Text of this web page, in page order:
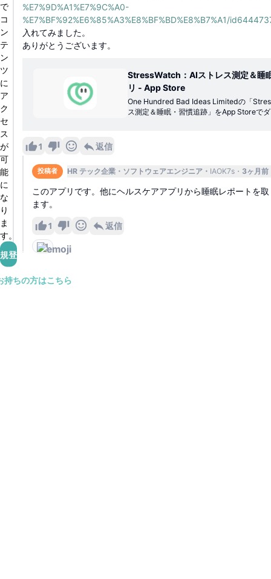
で
コ
ン
テ
ン
ツ
に
ア
ク
セ
ス
が
可
能
に
な
り
ま
す。
登録
持ちの方はこちら
%E7%9D%A1%E7%9C%A0-
%E7%BF%92%E6%85%A3%E8%BF%BD%E8%B7%A1/
入れてみました。
ありがとうございます。
StressWatch：AIストレス測定＆睡
リ - App Store
One Hundred Bad Ideas Limitedの「
ス測定＆睡眠・習慣追跡」をApp Storeで
1 返信
投稿者 HR テック企業 ソフトウェアエンジニア IAOK7s 3ヶ月前
このアプリです。他にヘルスケアアプリから睡眠レポートを
ます。
1 返信
1